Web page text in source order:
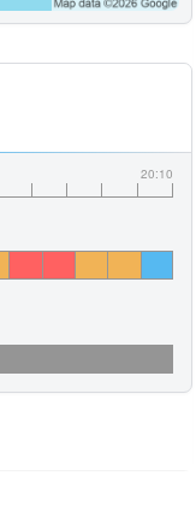
20:10